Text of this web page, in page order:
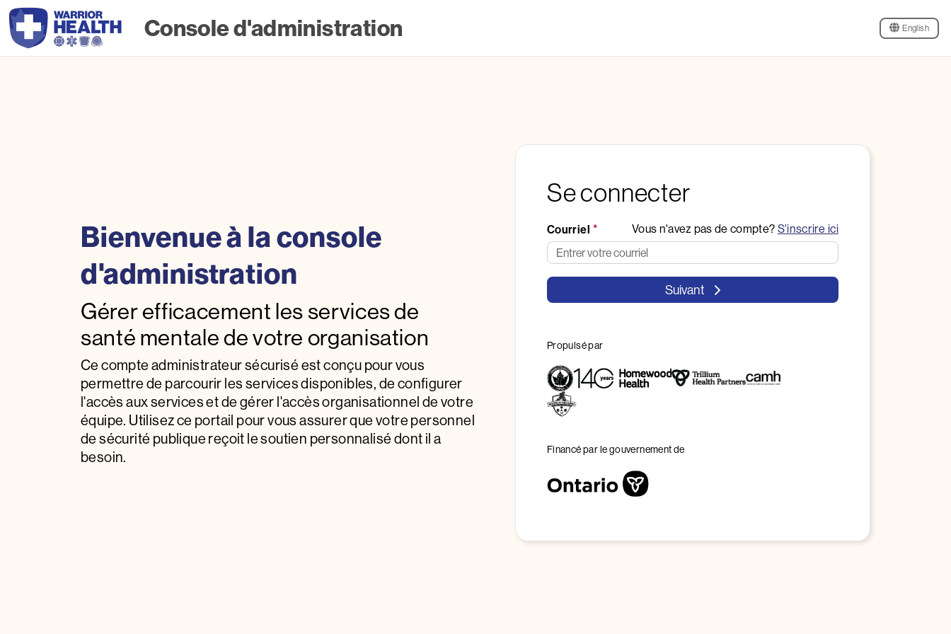
Console d'administration English
Bienvenue à la console
d'administration
Gérer efficacement les services de
santé mentale de votre organisation
Ce compte administrateur sécurisé est conçu pour vous
permettre de parcourir les services disponibles, de configurer
l'accès aux services et de gérer l'accès organisationnel de votre
équipe. Utilisez ce portail pour vous assurer que votre personnel
de sécurité publique reçoit le soutien personnalisé dont il a
besoin.
Se connecter
Courriel Vous n'avez pas de compte? S'inscrire ici
Suivant
Propulsé par
Financé par le gouvernement de